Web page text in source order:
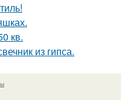
кв.
из гипса.